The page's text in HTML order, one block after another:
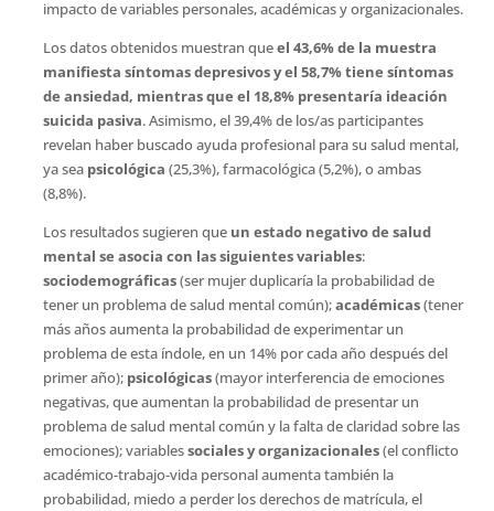
impacto de variables personales, académicas y organizacionales.
Los datos obtenidos muestran queel 43,6% de la muestra
manifiesta síntomas depresivos y el 58,7% tiene síntomas
de ansiedad, mientras que el 18,8% presentaría ideación
suicida pasiva. Asimismo, el 39,4% de los/as participantes
revelan haber buscado ayuda profesional para su salud mental,
ya sea psicológica (25,3%), farmacológica (5,2%), o ambas
(8,8%).
Los resultados sugieren que un estado negativo de salud
mental se asocia con las siguientes variables:
sociodemográficas(ser mujer duplicaría la probabilidad de
tener un problema de salud mental común);académicas(tener
más años aumenta la probabilidad de experimentar un
problema de esta índole, en un 14% por cada año después del
primer año); psicológicas(mayor interferencia de emociones
negativas, que aumentan la probabilidad de presentar un
problema de salud mental común y la falta de claridad sobre las
emociones); variablessociales y organizacionales(el conflicto
académico-trabajo-vida personal aumenta también la
probabilidad, miedo a perder los derechos de matrícula, el